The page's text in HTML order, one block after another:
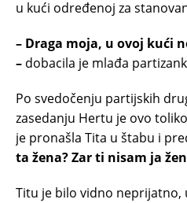
u kući određenoj za
– Draga moja, u ovoj kući
– dobacila je mlađa
Po svedočenju partijskih
zasedanju Hertu je ovo
je pronašla Tita u štabu i
ta žena? Zar ti nisam ja
Titu je bilo vidno neprijatno,